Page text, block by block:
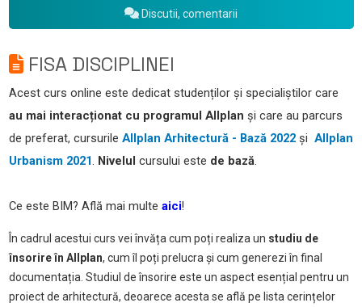
Discutii, comentarii
FISA DISCIPLINEI
Acest curs online este dedicat studenților și specialiștilor care
au mai interacționat cu programul Allplan și care au parcurs
de preferat, cursurile Allplan Arhitectură - Bază 2022și Allplan
Urbanism 2021. Nivelul cursului este de bază.
Ce este BIM? Află mai multe aici!
În cadrul acestui curs vei învăța cum poți realiza un studiu de
însorireîn Allplan, cum îl poți prelucra și cum generezi în final
documentația. Studiul de însorire este un aspect esențial pentru un
proiect de arhitectură, deoarece acesta se află pe lista cerințelor